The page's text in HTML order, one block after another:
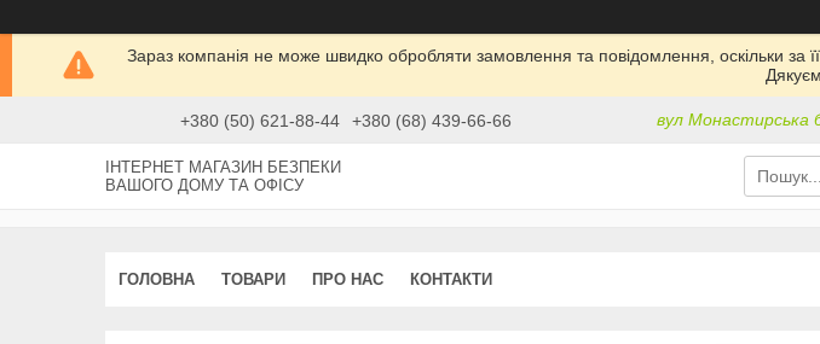
Зараз компанія не може швидко обробляти замовлення та повідомлення, оскільки за
+380 (50) 621-88-44 +380 (68) 439-66-66 вул Монастирська
ІНТЕРНЕТ МАГАЗИН БЕЗПЕКИ
ВАШОГО ДОМУ ТА ОФІСУ
ГОЛОВНА ТОВАРИ ПРО НАС КОНТАКТИ